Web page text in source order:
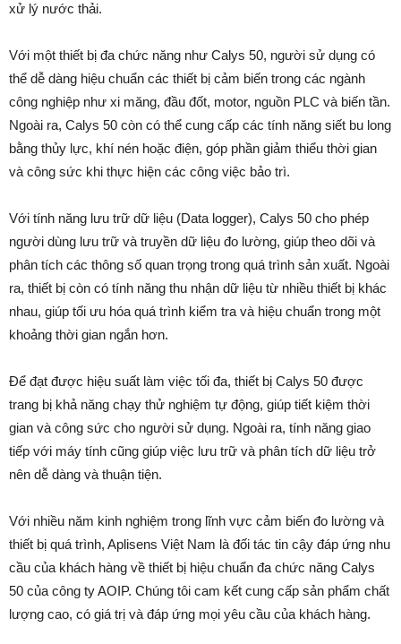
xử lý nước thải.
Với một thiết bị đa chức năng như Calys 50, người sử dụng có
thể dễ dàng hiệu chuẩn các thiết bị cảm biến trong các ngành
công nghiệp như xi măng, đầu đốt, motor, nguồn PLC và biến tần.
Ngoài ra, Calys 50 còn có thể cung cấp các tính năng siết bu long
bằng thủy lực, khí nén hoặc điện, góp phần giảm thiểu thời gian
và công sức khi thực hiện các công việc bảo trì.
Với tính năng lưu trữ dữ liệu (Data logger), Calys 50 cho phép
người dùng lưu trữ và truyền dữ liệu đo lường, giúp theo dõi và
phân tích các thông số quan trọng trong quá trình sản xuất. Ngoài
ra, thiết bị còn có tính năng thu nhận dữ liệu từ nhiều thiết bị khác
nhau, giúp tối ưu hóa quá trình kiểm tra và hiệu chuẩn trong một
khoảng thời gian ngắn hơn.
Để đạt được hiệu suất làm việc tối đa, thiết bị Calys 50 được
trang bị khả năng chạy thử nghiệm tự động, giúp tiết kiệm thời
gian và công sức cho người sử dụng. Ngoài ra, tính năng giao
tiếp với máy tính cũng giúp việc lưu trữ và phân tích dữ liệu trở
nên dễ dàng và thuận tiện.
Với nhiều năm kinh nghiệm trong lĩnh vực cảm biến đo lường và
thiết bị quá trình, Aplisens Việt Nam là đối tác tin cậy đáp ứng nhu
cầu của khách hàng về thiết bị hiệu chuẩn đa chức năng Calys
50 của công ty AOIP. Chúng tôi cam kết cung cấp sản phẩm chất
lượng cao, có giá trị và đáp ứng mọi yêu cầu của khách hàng.